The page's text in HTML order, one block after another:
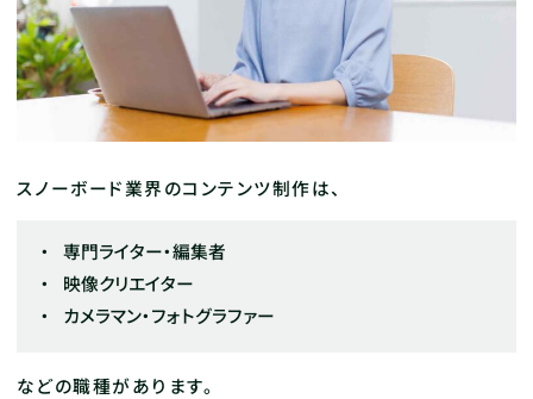
スノーボード業界のコンテンツ制作は、
専門ライター・編集者
映像クリエイター
カメラマン・フォトグラファー
などの職種があります。